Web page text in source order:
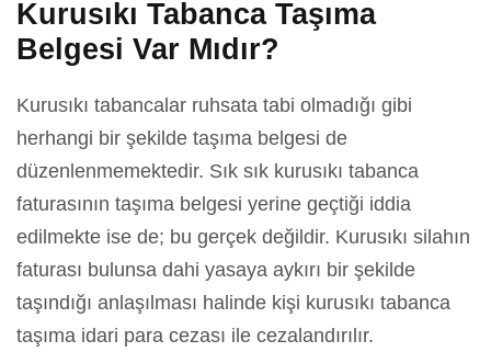
Kurusıkı Tabanca Taşıma
Belgesi Var Mıdır?
Kurusıkı tabancalar ruhsata tabi olmadığı gibi
herhangi bir şekilde taşıma belgesi de
düzenlenmemektedir. Sık sık kurusıkı tabanca
faturasının taşıma belgesi yerine geçtiği iddia
edilmekte ise de; bu gerçek değildir. Kurusıkı silahın
faturası bulunsa dahi yasaya aykırı bir şekilde
taşındığı anlaşılması halinde kişi kurusıkı tabanca
taşıma idari para cezası ile cezalandırılır.